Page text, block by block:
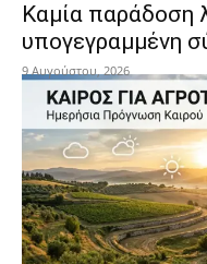
Καμία παράδοση
υπογεγραμμένη
9 Αυγούστου, 2026